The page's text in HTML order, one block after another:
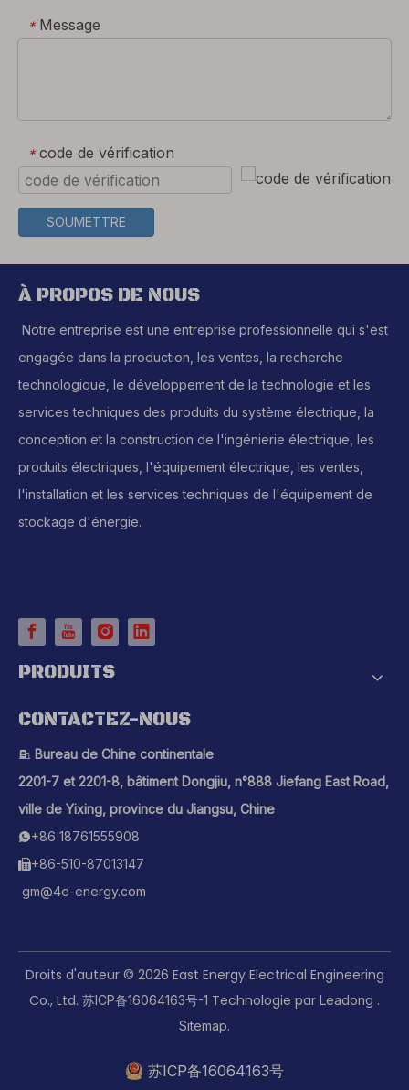
* Message
* code de vérification
SOUMETTRE
À PROPOS DE NOUS
Notre entreprise est une entreprise professionnelle qui s'est
engagée dans la production, les ventes, la recherche
technologique, le développement de la technologie et les
services techniques des produits du système électrique, la
conception et la construction de l'ingénierie électrique, les
produits électriques, l'équipement électrique, les ventes,
l'installation et les services techniques de l'équipement de
stockage d'énergie.
PRODUITS
CONTACTEZ-NOUS
 Bureau de Chine continentale
2201-7 et 2201-8, bâtiment Dongjiu, n°888 Jiefang East Road,
ville de Yixing, province du Jiangsu, Chine
+86 18761555908
+86-510-87013147
gm@4e-energy.com
Droits d'auteur © 2026 East Energy Electrical Engineering
Co., Ltd. 苏ICP备16064163号-1 Technologie par Leadong .
Sitemap.
苏ICP备16064163号